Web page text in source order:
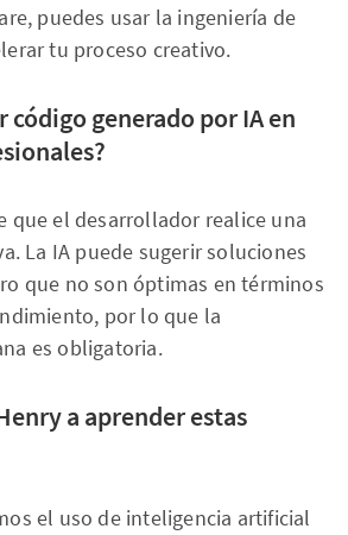
puedes usar la ingeniería de
tu proceso creativo.
código generado por IA en
que el desarrollador realice una
La IA puede sugerir soluciones
que no son óptimas en términos
por lo que la
es obligatoria.
a aprender estas
el uso de inteligencia artificial